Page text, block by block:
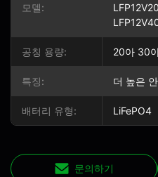
모델:
공칭 용량: 20아 30
특징: 더 높은
배터리 유형: LiFePO4
문의하기